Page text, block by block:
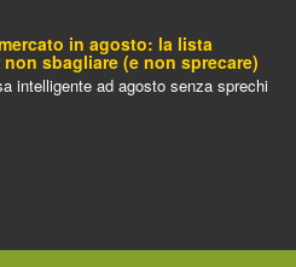
in agosto: la lista
sbagliare (e non sprecare)
intelligente ad agosto senza sprechi